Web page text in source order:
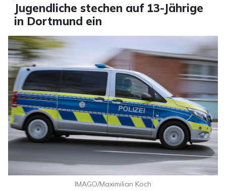
Jugendliche stechen auf 13-Jährige
in Dortmund ein
IMAGO/Maximilian Koch